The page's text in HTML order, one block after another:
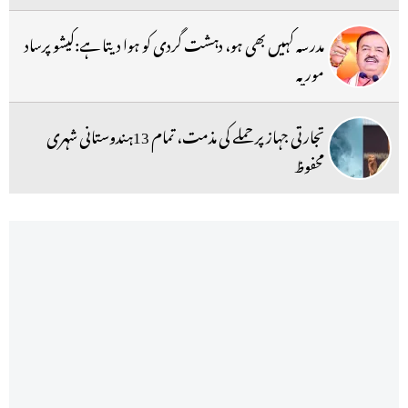
مدرسہ کہیں بھی ہو، دہشت گردی کو ہوا دیتا ہے:کیشو پرساد
موریہ
تجارتی جہاز پر حملے کی مذمت، تمام 13ہندوستانی شہری
محفوظ